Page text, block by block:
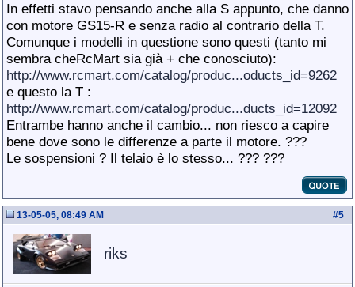
In effetti stavo pensando anche alla S appunto, che danno
con motore GS15-R e senza radio al contrario della T.
Comunque i modelli in questione sono questi (tanto mi
sembra cheRcMart sia già + che conosciuto):
http://www.rcmart.com/catalog/produc...oducts_id=9262
e questo la T :
http://www.rcmart.com/catalog/produc...ducts_id=12092
Entrambe hanno anche il cambio... non riesco a capire
bene dove sono le differenze a parte il motore. ???
Le sospensioni ? Il telaio è lo stesso... ??? ???
#5
13-05-05, 08:49 AM
riks